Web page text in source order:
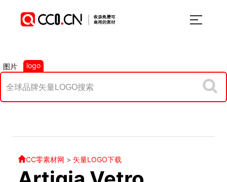
图片 logo
CC零素材网 > 矢量LOGO下载